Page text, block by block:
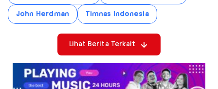
John Herdman Timnas Indonesia
Lihat Berita Terkait